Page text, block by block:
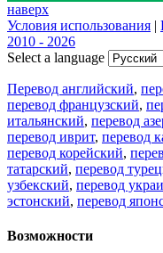
наверх
Условия использования |
2010 - 2026
Select a language
Перевод английский,
перевод французский,
итальянский, перевод
перевод иврит, перевод
перевод корейский,
татарский, перевод
узбекский, перевод
эстонский, перевод
Возможности